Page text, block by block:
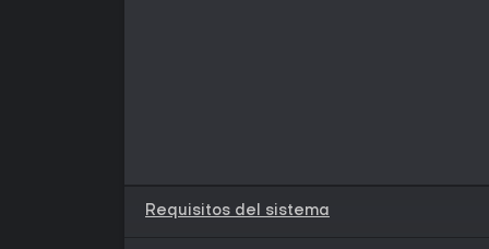
Requisitos del sistema